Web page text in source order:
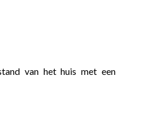
van het huis met een